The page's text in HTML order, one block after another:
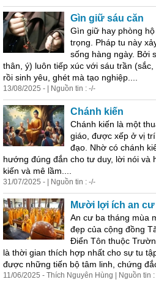
Gìn giữ sáu căn
Gìn giữ hay phòng
trọng. Pháp tu này
sống hàng ngày. Bởi
thân, ý) luôn tiếp xúc với sáu trần
rồi sinh yêu, ghét mà tạo nghiệp....
13/08/2025 - | Nguồn tin : -/-
Chánh kiến
Chánh kiến là một
giáo, được xếp ở vị
đạo. Nhờ có chánh
hướng đúng đắn cho tư duy, lời nói và
kiến và mê lầm....
31/07/2025 - | Nguồn tin : -/-
Mười lợi ích an cư
An cư ba tháng mùa
đẹp của cộng đồng
Điển Tôn thuộc
là thời gian thích hợp nhất cho sự tu
được những tiến bộ tâm linh, chứng
11/06/2025 - Thích Nguyên Hùng | Nguồn tin :